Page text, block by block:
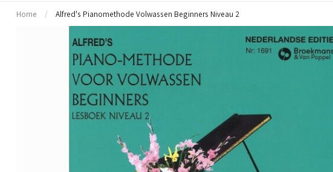
Home / Alfred's Pianomethode Volwassen Beginners Niveau 2